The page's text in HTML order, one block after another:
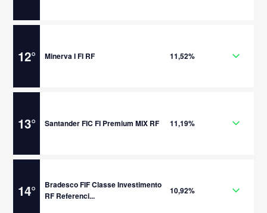
12° Minerva I FI RF 11,52%
13° Santander FIC FI Premium MIX RF 11,19%
14°
Bradesco FIF Classe Investimento
RF Referenci...
10,92%